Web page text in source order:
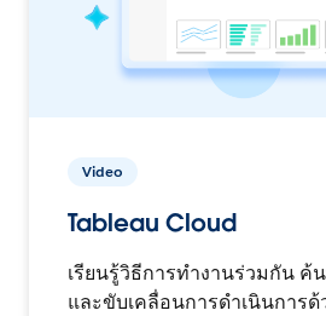
Video
Tableau Cloud
เรียนรู้วิธีการทำงานร่วมกัน ค้
และขับเคลื่อนการดำเนินการด้